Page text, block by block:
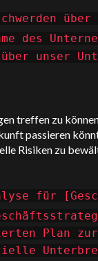
des
unser
treffen zu
passieren
Risiken zu
für
Plan zur